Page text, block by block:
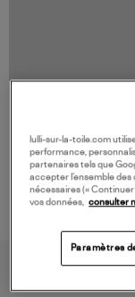
480,00 €
Champagne
lulli-sur-la-toile.com
performance,
partenaires tels que
accepter l’ensemble
nécessaires (« Continuer
vos données, consulter
Paramètres